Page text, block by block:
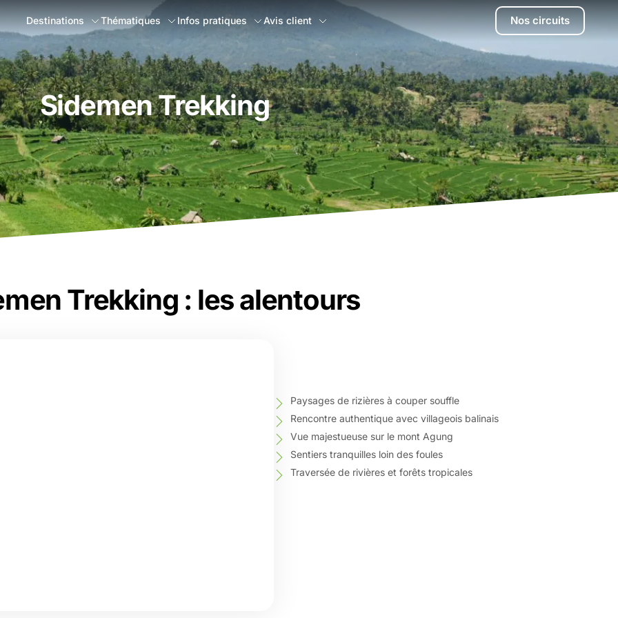
Destinations Thématiques Infos pratiques Avis client Nos circuits
Sidemen Trekking
Trekking : les alentours
Paysages de rizières à couper souffle
Rencontre authentique avec villageois balinais
Vue majestueuse sur le mont Agung
Sentiers tranquilles loin des foules
Traversée de rivières et forêts tropicales